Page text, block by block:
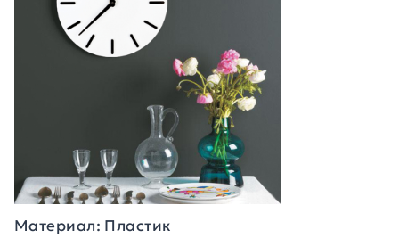
Материал: Пластик